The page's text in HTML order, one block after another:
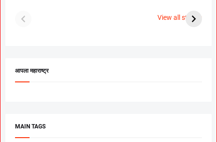
View all stories
पूजा सावंत ने गुपचूप
आपला महाराष्ट्र
MAIN TAGS